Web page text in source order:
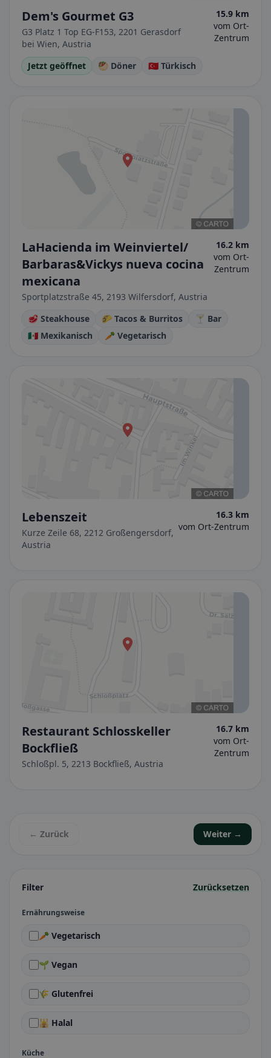
Filter Zurücksetzen
Ernährungsweise
🥕 Vegetarisch
🌱 Vegan
🌾 Glutenfrei
🕌 Halal
Küche
Dem's Gourmet G3
G3 Platz 1 Top EG-F153, 2201 Gerasdorf
bei Wien, Austria
15.9 km
vom Ort-
Zentrum
Jetzt geöffnet 🥙 Döner 🇹🇷 Türkisch
LaHacienda im Weinviertel/
Barbaras&Vickys nueva cocina
mexicana
Sportplatzstraße 45, 2193 Wilfersdorf, Austria
16.2 km
vom Ort-
Zentrum
🥩 Steakhouse 🌮 Tacos & Burritos
🍸 Bar
🇲🇽 Mexikanisch
🥕 Vegetarisch
Lebenszeit
Kurze Zeile 68, 2212 Großengersdorf,
Austria
16.3 km
vom Ort-Zentrum
Restaurant Schlosskeller
Bockfließ
Schloßpl. 5, 2213 Bockfließ, Austria
16.7 km
vom Ort-
Zentrum
← Zurück Weiter →